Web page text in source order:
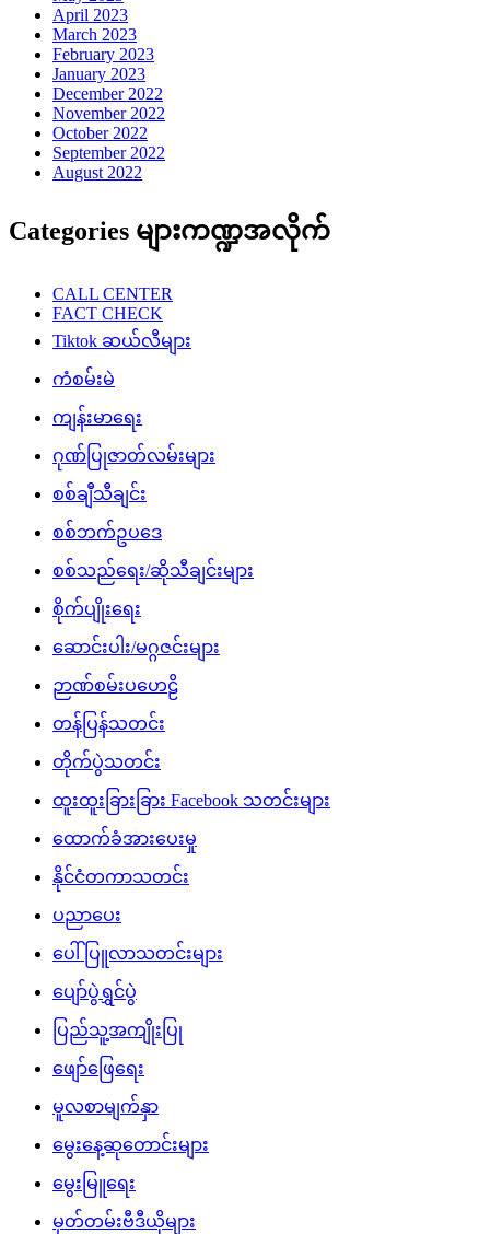
April 2023
March 2023
February 2023
January 2023
December 2022
November 2022
October 2022
September 2022
August 2022
Categories များကဏ္ဍအလိုက်
CALL CENTER
FACT CHECK
Tiktok ဆယ်လီများ
ကံစမ်းမဲ
ကျန်းမာရေး
ဂုဏ်ပြုဇာတ်လမ်းများ
စစ်ချီသီချင်း
စစ်ဘက်ဥပဒေ
စစ်သည်ရေး/ဆိုသီချင်းများ
စိုက်ပျိုးရေး
ဆောင်းပါး/မဂ္ဂဇင်းများ
ဉာဏ်စမ်းပဟေဠိ
တန်ပြန်သတင်း
တိုက်ပွဲသတင်း
ထူးထူးခြားခြား Facebook သတင်းများ
ထောက်ခံအားပေးမှု
နိုင်ငံတကာသတင်း
ပညာပေး
ပေါ်ပြူလာသတင်းများ
ပျော်ပွဲရွှင်ပွဲ
ပြည်သူ့အကျိုးပြု
ဖျော်ဖြေရေး
မူလစာမျက်နှာ
မွေးနေ့ဆုတောင်းများ
မွေးမြူရေး
မှတ်တမ်းဗီဒီယိုများ